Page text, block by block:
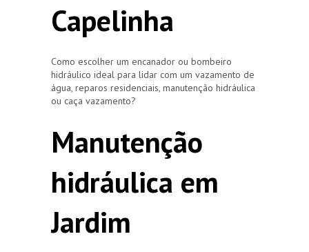
Capelinha
Como escolher um encanador ou bombeiro
hidráulico ideal para lidar com um vazamento de
água, reparos residenciais, manutenção hidráulica
ou caça vazamento?
Manutenção
hidráulica em
Jardim